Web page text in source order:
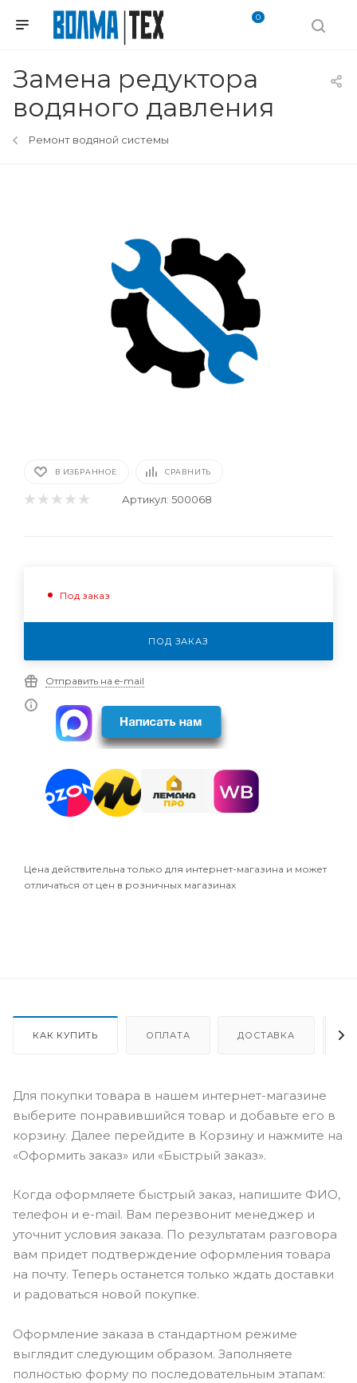
0
Замена редуктора
водяного давления
Ремонт водяной системы
В ИЗБРАННОЕ СРАВНИТЬ
Артикул: 500068
Под заказ
ПОД ЗАКАЗ
Отправить на e-mail
Цена действительна только для интернет-магазина и может
отличаться от цен в розничных магазинах
КАК КУПИТЬ ОПЛАТА ДОСТАВКА
Для покупки товара в нашем интернет-магазине
выберите понравившийся товар и добавьте его в
корзину. Далее перейдите в Корзину и нажмите на
«Оформить заказ» или «Быстрый заказ».
Когда оформляете быстрый заказ, напишите ФИО,
телефон и e-mail. Вам перезвонит менеджер и
уточнит условия заказа. По результатам разговора
вам придет подтверждение оформления товара
на почту. Теперь останется только ждать доставки
и радоваться новой покупке.
Оформление заказа в стандартном режиме
выглядит следующим образом. Заполняете
полностью форму по последовательным этапам: